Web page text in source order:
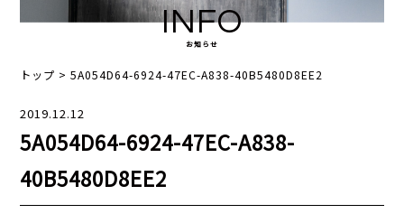
INFO
お知らせ
トップ >5A054D64-6924-47EC-A838-40B5480D8EE2
2019.12.12
5A054D64-6924-47EC-A838-
40B5480D8EE2